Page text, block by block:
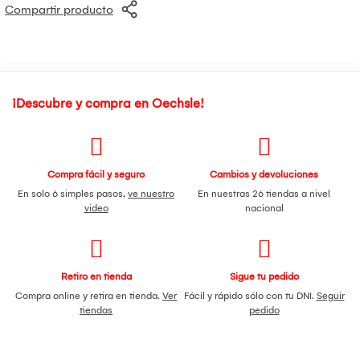
Compartir producto
¡Descubre y compra en Oechsle!
Compra fácil y seguro
En solo 6 simples pasos, ve nuestro
video
Cambios y devoluciones
En nuestras 26 tiendas a nivel
nacional
Retiro en tienda
Compra online y retira en tienda. Ver
tiendas
Sigue tu pedido
Fácil y rápido sólo con tu DNI. Seguir
pedido